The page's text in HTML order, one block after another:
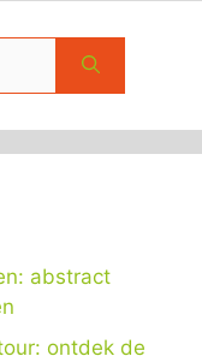
abstract
ontdek de